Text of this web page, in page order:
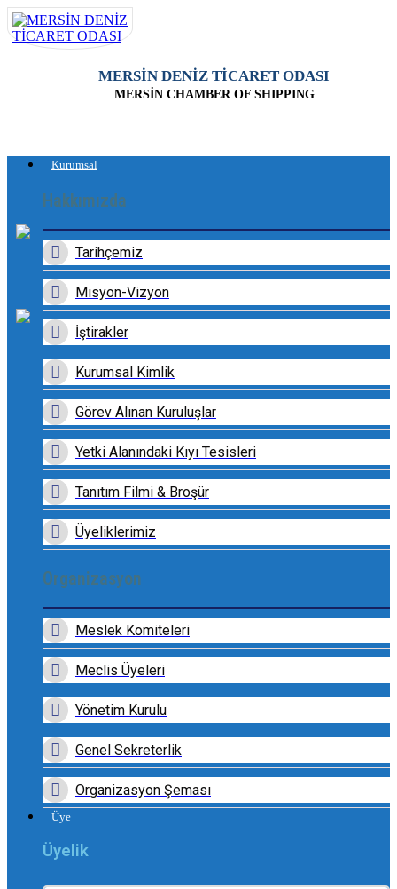
MERSİN DENİZ TİCARET ODASI
MERSİN CHAMBER OF SHIPPING
Kurumsal
Hakkımızda
Tarihçemiz
Misyon-Vizyon
İştirakler
Kurumsal Kimlik
Görev Alınan Kuruluşlar
Yetki Alanındaki Kıyı Tesisleri
Tanıtım Filmi & Broşür
Üyeliklerimiz
Organizasyon
Meslek Komiteleri
Meclis Üyeleri
Yönetim Kurulu
Genel Sekreterlik
Organizasyon Şeması
Üye
Üyelik